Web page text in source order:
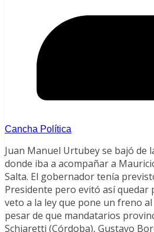
Cancha Política
Juan Manuel Urtubey se bajó de
donde iba a acompañar a
Salta. El gobernador tenía
Presidente pero evitó así quedar
veto a la ley que pone un freno
pesar de que mandatarios
Schiaretti (Córdoba), Gustavo